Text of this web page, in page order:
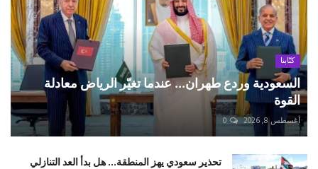
كتّابنا
السعودية وردع طهران... عندما تغيّر الرياض معادلة
القوة
أغسطس 8, 2026 0
تحذير سعودي يهز المنطقة... هل بدأ العد التنازلي